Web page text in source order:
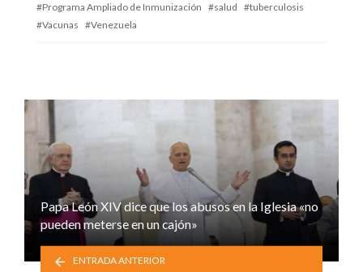
Programa Ampliado de Inmunización
salud
tuberculosis
Vacunas
Venezuela
Papa León XIV dice que los abusos en la Iglesia «no
pueden meterse en un cajón»
ENTRADA ANTERIOR